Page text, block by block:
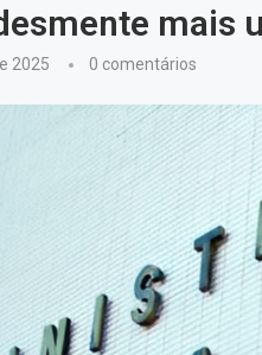
mais
2025 0 comentários